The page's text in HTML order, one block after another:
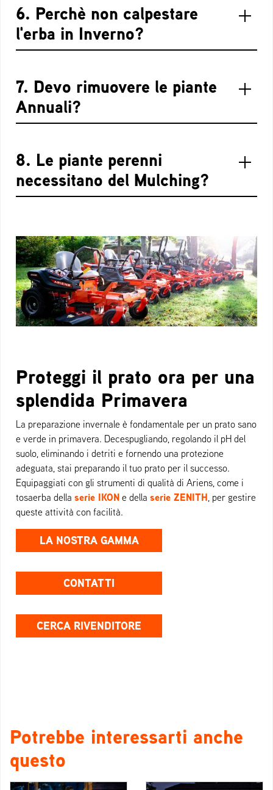
6. Perchè non calpestare
l'erba in Inverno?
7. Devo rimuovere le piante
Annuali?
8. Le piante perenni
necessitano del Mulching?
Proteggi il prato ora per una
splendida Primavera
La preparazione invernale è fondamentale per un prato sano
e verde in primavera. Decespugliando, regolando il pH del
suolo, eliminando i detriti e fornendo una protezione
adeguata, stai preparando il tuo prato per il successo.
Equipaggiati con gli strumenti di qualità di Ariens, come i
tosaerba della serie IKON e della serie ZENITH, per gestire
queste attività con facilità.
LA NOSTRA GAMMA
CONTATTI
CERCA RIVENDITORE
Potrebbe interessarti anche
questo